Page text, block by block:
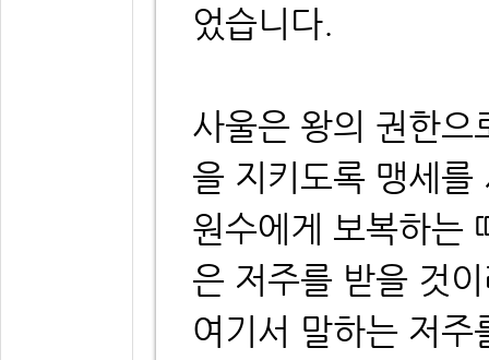
었습니다.
사울은 왕의 권한으
을 지키도록 맹세를
원수에게 보복하는
은 저주를 받을 것
여기서 말하는 저